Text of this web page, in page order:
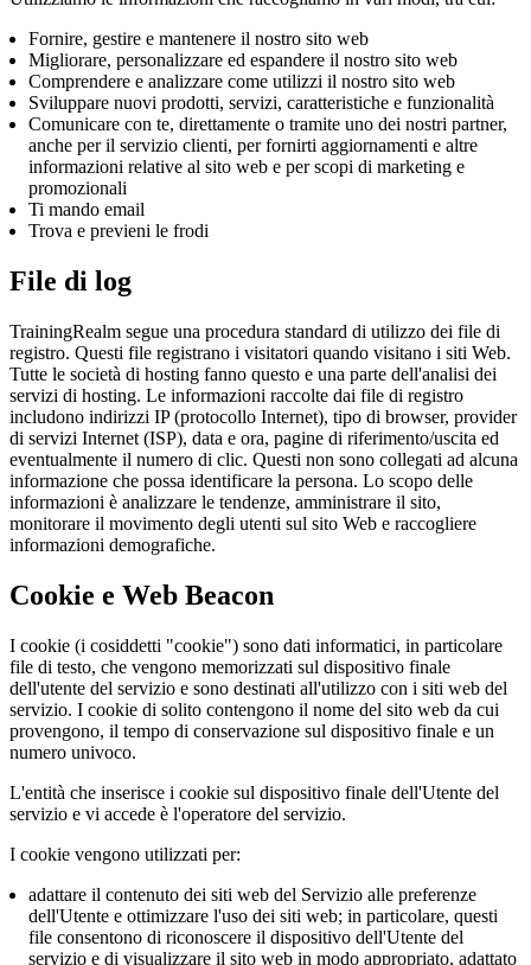
Fornire, gestire e mantenere il nostro sito web
Migliorare, personalizzare ed espandere il nostro sito web
Comprendere e analizzare come utilizzi il nostro sito web
Sviluppare nuovi prodotti, servizi, caratteristiche e funzionalità
Comunicare con te, direttamente o tramite uno dei nostri partner,
anche per il servizio clienti, per fornirti aggiornamenti e altre
informazioni relative al sito web e per scopi di marketing e
promozionali
Ti mando email
Trova e previeni le frodi
File di log
TrainingRealm segue una procedura standard di utilizzo dei file di
registro. Questi file registrano i visitatori quando visitano i siti Web.
Tutte le società di hosting fanno questo e una parte dell'analisi dei
servizi di hosting. Le informazioni raccolte dai file di registro
includono indirizzi IP (protocollo Internet), tipo di browser, provider
di servizi Internet (ISP), data e ora, pagine di riferimento/uscita ed
eventualmente il numero di clic. Questi non sono collegati ad alcuna
informazione che possa identificare la persona. Lo scopo delle
informazioni è analizzare le tendenze, amministrare il sito,
monitorare il movimento degli utenti sul sito Web e raccogliere
informazioni demografiche.
Cookie e Web Beacon
I cookie (i cosiddetti "cookie") sono dati informatici, in particolare
file di testo, che vengono memorizzati sul dispositivo finale
dell'utente del servizio e sono destinati all'utilizzo con i siti web del
servizio. I cookie di solito contengono il nome del sito web da cui
provengono, il tempo di conservazione sul dispositivo finale e un
numero univoco.
L'entità che inserisce i cookie sul dispositivo finale dell'Utente del
servizio e vi accede è l'operatore del servizio.
I cookie vengono utilizzati per:
adattare il contenuto dei siti web del Servizio alle preferenze
dell'Utente e ottimizzare l'uso dei siti web; in particolare, questi
file consentono di riconoscere il dispositivo dell'Utente del
servizio e di visualizzare il sito web in modo appropriato, adattato